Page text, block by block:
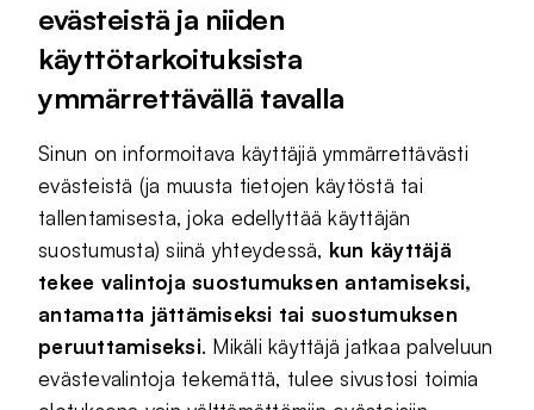
evästeistä ja niiden
käyttötarkoituksista
ymmärrettävällä tavalla
Sinun on informoitava käyttäjiä ymmärrettävästi
evästeistä (ja muusta tietojen käytöstä tai
tallentamisesta, joka edellyttää käyttäjän
suostumusta) siinä yhteydessä, kun käyttäjä
tekee valintoja suostumuksen antamiseksi,
antamatta jättämiseksi tai suostumuksen
peruuttamiseksi. Mikäli käyttäjä jatkaa palveluun
evästevalintoja tekemättä, tulee sivustosi toimia